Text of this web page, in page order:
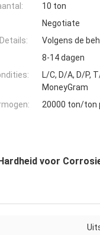
10 ton
Negotiate
Volgens de
8-14 dagen
L/C, D/A, D/P,
MoneyGram
20000 ton/ton
voor